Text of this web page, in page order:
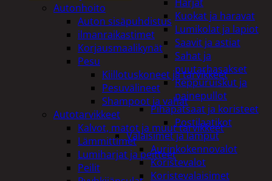
Kuokat ja haravat
Lumikolat ja lapiot
Saavit ja astiat
Sahat ja
puutarhasakset
Reppuruiskut ja
painepullot
Pihapatsaat ja koristeet
Postilaatikot
Valaisimet ja lamput
Aurinkokennovalot
Koristevalot
Koristevalaisimet
Autonhoito
Auton sisäpuhdistus
ilmanraikastimet
Korjausmaalikynät
Pesu
Kiillotuskoneet ja tarvikkeet
Pesuvälineet
Shampoot ja vahat
Autotarvikkeet
Kalvot, matot ja muut tarvikkeet
Lämmittimet
Lumiharjat ja peitteet
Peilit